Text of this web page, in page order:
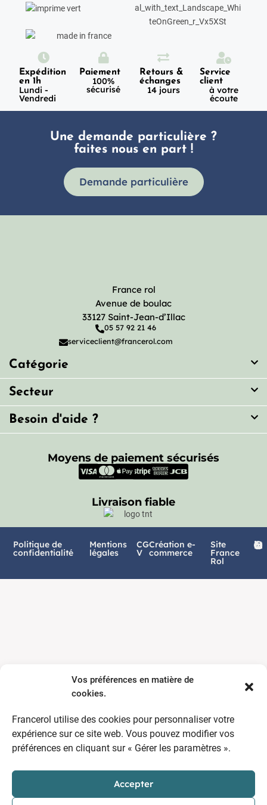
Vos préférences en matière de
cookies.
Francerol utilise des cookies pour personnaliser votre
expérience sur ce site web. Vous pouvez modifier vos
préférences en cliquant sur « Gérer les paramètres ».
Accepter
Expédition
en 1h
Lundi -
Vendredi
Paiement
100%
sécurisé
Retours &
échanges
14 jours
Service
client
à votre
écoute
Une demande particulière ?
faites nous en part !
Demande particulière
France rol
Avenue de boulac
33127 Saint-Jean-d’Illac
05 57 92 21 46
serviceclient@francerol.com
Catégorie
Secteur
Besoin d'aide ?
Moyens de paiement sécurisés
Livraison fiable
Politique de
confidentialité
Mentions
légales
CG
V
Création e-
commerce
Site
France
Rol